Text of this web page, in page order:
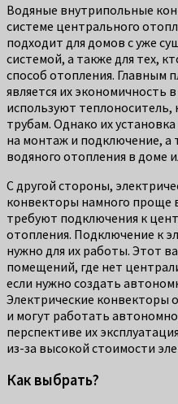
Водяные внутрипольные
системе центрального
подходит для домов с уже
системой, а также для тех,
способ отопления. Главным
является их экономичность
используют
трубам. Однако их
на монтаж и подключение, а
водяного отопления в доме
С другой стороны,
конвекторы намного проще
требуют подключения к
отопления. Подключение к
нужно для их работы. Этот
помещений, где нет
если нужно создать
Электрические конвекторы
и могут работать
перспективе их
из-за высокой стоимости
Как выбрать?